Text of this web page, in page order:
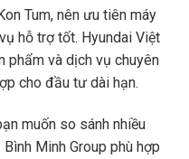
Tum, nên ưu tiên máy
hỗ trợ tốt. Hyundai Việt
phẩm và dịch vụ chuyên
cho đầu tư dài hạn.
muốn so sánh nhiều
Minh Group phù hợp